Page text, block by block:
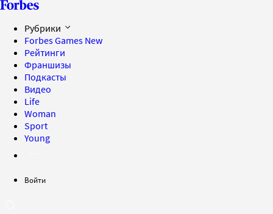
Рубрики
Forbes Games New
Рейтинги
Франшизы
Подкасты
Видео
Life
Woman
Sport
Young
Войти